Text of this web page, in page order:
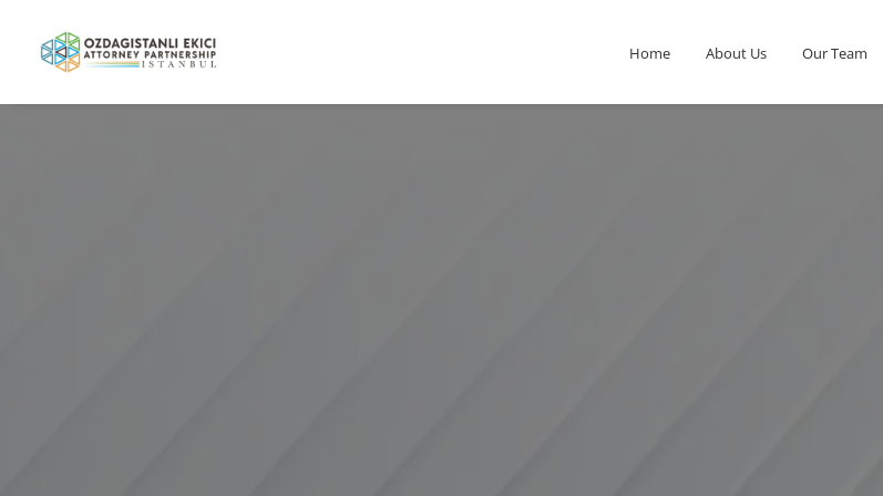
Home About Us Our Team